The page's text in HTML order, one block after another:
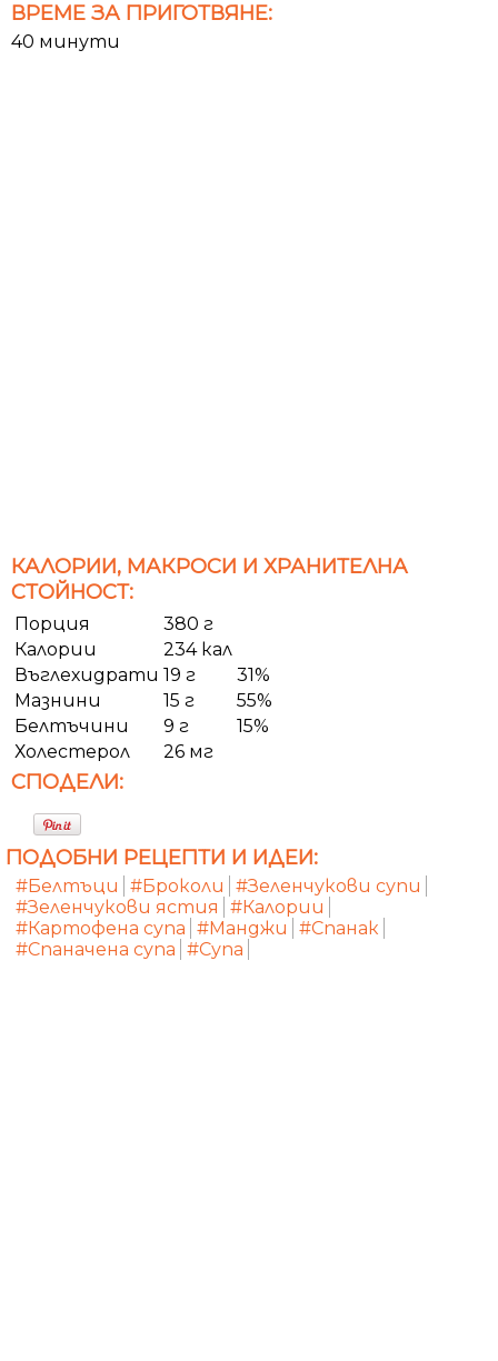
ВРЕМЕ ЗА ПРИГОТВЯНЕ:
40 минути
КАЛОРИИ, МАКРОСИ И ХРАНИТЕЛНА
СТОЙНОСТ:
Порция
380 г
Калории
234 кал
Въглехидрати 19 г
31%
Мазнини
15 г
55%
Белтъчини
9 г
15%
Холестерол
26 мг
СПОДЕЛИ:
ПОДОБНИ РЕЦЕПТИ И ИДЕИ:
#Белтъци #Броколи
#Зеленчукови супи
#Зеленчукови ястия
#Калории
#Картофена супа #Манджи
#Спанак
#Спаначена супа #Супа